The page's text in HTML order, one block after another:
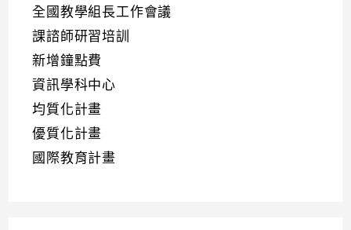
全國教學組長工作會議
課諮師研習培訓
新增鐘點費
資訊學科中心
均質化計畫
優質化計畫
國際教育計畫